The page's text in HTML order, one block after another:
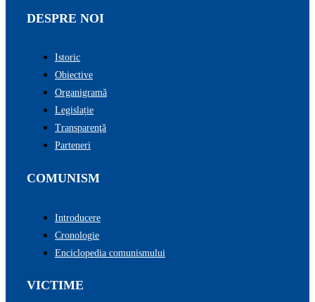
DESPRE NOI
Istoric
Obiective
Organigramă
Legislație
Transparenţă
Parteneri
COMUNISM
Introducere
Cronologie
Enciclopedia comunismului
VICTIME